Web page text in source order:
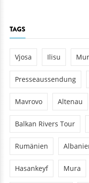
TAGS
Vjosa Ilisu Mur
Presseaussendung
Mavrovo Altenau
Balkan Rivers Tour
Rumänien
Hasankeyf Mura